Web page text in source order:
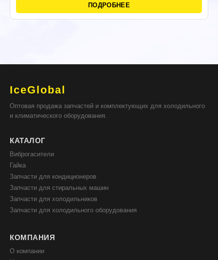
ПОДРОБНЕЕ
IceGlobal
Оптовая продажа запчастей и комплектующих для холодильного
и климатического оборудования.
КАТАЛОГ
Виброгасители
Гайка
Запчасти для кондиционеров
Запчасти для стиральных машин
Запчасти для холодильников
Запчасти для холодильного оборудования
КОМПАНИЯ
О компании